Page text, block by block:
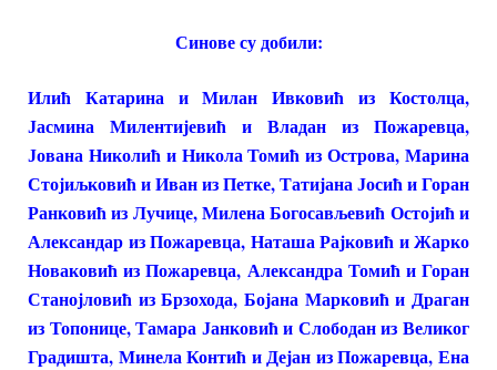
Синове су добили:
Илић Катарина и Милан Ивковић из Костолца,
Јасмина Милентијевић и Владан из Пожаревца,
Јована Николић и Никола Томић из Острова, Марина
Стојиљковић и Иван из Петке, Татијана Јосић и Горан
Ранковић из Лучице, Милена Богосављевић Остојић и
Александар из Пожаревца, Наташа Рајковић и Жарко
Новаковић из Пожаревца, Александра Томић и Горан
Станојловић из Брзохода, Бојана Марковић и Драган
из Топонице, Тамара Јанковић и Слободан из Великог
Градишта, Минела Контић и Дејан из Пожаревца, Ена